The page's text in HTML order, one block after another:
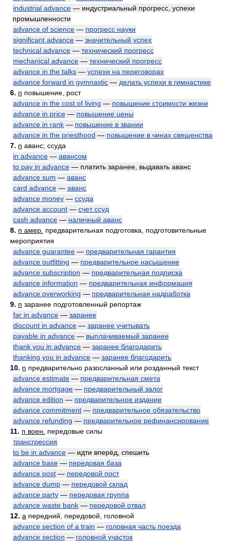
industrial advance — индустриальный прогресс, успехи
промышленности
advance of science — прогресс науки
significant advance — значительный успех
technical advance — технический прогресс
mechanical advance — технический прогресс
advance in the talks — успехи на переговорах
advance forward in gymnastic — делать успехи в гимнастике
6. n повышение, рост
advance in the cost of living — повышение стоимости жизни
advance in price — повышение цены
advance in rank — повышение в звании
advance in the priesthood — повышение в чинах священства
7. n аванс; ссуда
in advance — авансом
to pay in advance — платить заранее, выдавать аванс
advance sum — аванс
card advance — аванс
advance money — ссуда
advance account — счет ссуд
cash advance — наличный аванс
8. n амер. предварительная подготовка, подготовительные
мероприятия
advance guarantee — предварительная гарантия
advance outfitting — предварительное насыщение
advance subscription — предварительная подписка
advance information — предварительная информация
advance overworking — предварительная надработка
9. n заранее подготовленный репортаж
far in advance — заранее
discount in advance — заранее учитывать
payable in advance — выплачиваемый заранее
thank you in advance — заранее благодарить
thanking you in advance — заранее благодарить
10. n предварительно разосланный или розданный текст
advance estimate — предварительная смета
advance mortgage — предварительный залог
advance edition — предварительное издание
advance commitment — предварительное обязательство
advance refunding — предварительное рефинансирование
11. n воен.
передовые силы
трансгрессия
to be in advance — идти вперёд, спешить
advance base — передовая база
advance post — передовой пост
advance dump — передовой склад
advance party — передовая группа
advance waste bank — передовой отвал
12. a передний, передовой, головной
advance section of a train — головная часть поезда
advance section — головной участок